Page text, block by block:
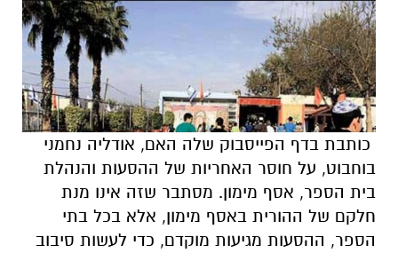
כותבת בדף הפייסבוק שלה האם, אודליה נחמני
בוחבוט, על חוסר האחריות של ההסעות והנהלת
בית הספר, אסף מימון. מסתבר שזה אינו מנת
חלקם של ההורית באסף מימון, אלא בכל בתי
הספר, ההסעות מגיעות מוקדם, כדי לעשות סיבוב